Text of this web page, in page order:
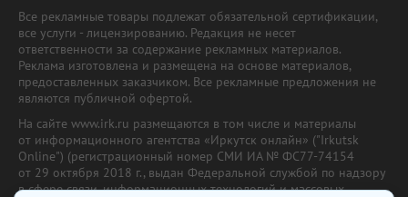
Все рекламные товары подлежат обязательной сертификации,
все услуги - лицензированию. Редакция не несет
ответственности за содержание рекламных материалов.
Реклама изготовлена и размещена на основе материалов,
предоставленных заказчиком. Все рекламные предложения не
являются публичной офертой.
На сайте www.irk.ru размещаются в том числе и материалы
от информационного агентства «Иркутск онлайн» ("Irkutsk
Online") (регистрационный номер СМИ ИА № ФС77-74154
от 29 октября 2018 г., выдан Федеральной службой по надзору
в сфере связи, информационных технологий и массовых